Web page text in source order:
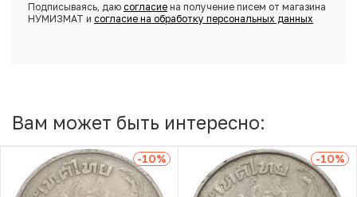
Подписываясь, даю согласиена получение писем от магазина
НУМИЗМАТ и согласие на обработку персональных данных
Вам может быть интересно:
-10% -10%